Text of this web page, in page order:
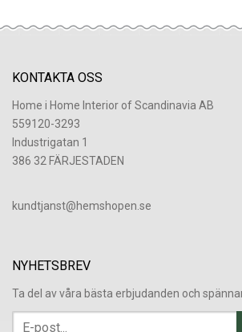
KONTAKTA OSS
Home i Home Interior of Scandinavia AB
559120-3293
Industrigatan 1
386 32 FÄRJESTADEN
​kundtjanst@hemshopen.se
NYHETSBREV
Ta del av våra bästa erbjudanden och